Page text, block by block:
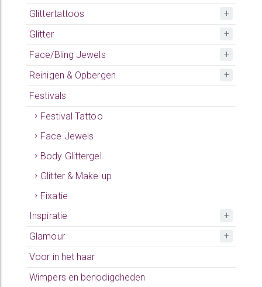
Glittertattoos
Glitter
Face/Bling Jewels
Reinigen & Opbergen
Festivals
Festival Tattoo
Face Jewels
Body Glittergel
Glitter & Make-up
Fixatie
Inspiratie
Glamour
Voor in het haar
Wimpers en benodigdheden